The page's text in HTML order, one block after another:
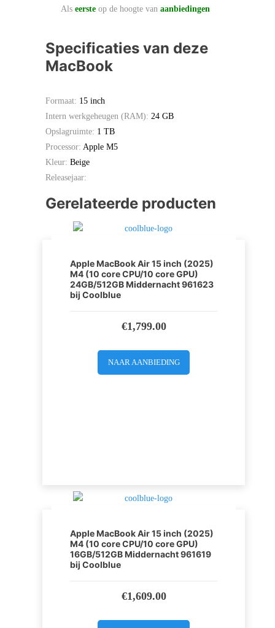
Als eerste op de hoogte van aanbiedingen
Specificaties van deze
MacBook
Formaat: 15 inch
Intern werkgeheugen (RAM): 24 GB
Opslagruimte: 1 TB
Processor: Apple M5
Kleur: Beige
Releasejaar:
Gerelateerde producten
Apple MacBook Air 15 inch (2025)
M4 (10 core CPU/10 core GPU)
24GB/512GB Middernacht 961623
bij Coolblue
€1,799.00
NAAR AANBIEDING
Apple MacBook Air 15 inch (2025)
M4 (10 core CPU/10 core GPU)
16GB/512GB Middernacht 961619
bij Coolblue
€1,609.00